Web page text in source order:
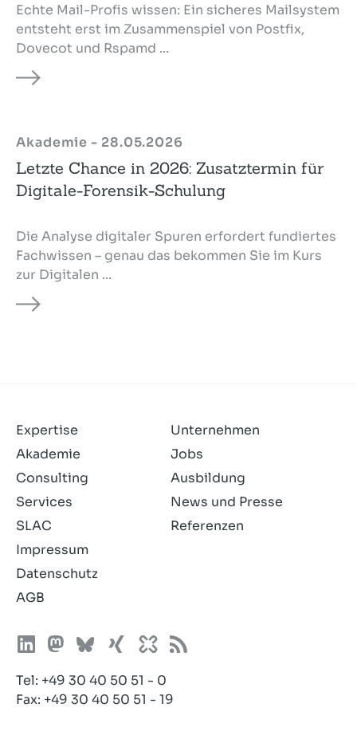
Echte Mail-Profis wissen: Ein sicheres Mailsystem
entsteht erst im Zusammenspiel von Postfix,
Dovecot und Rspamd ...
Akademie - 28.05.2026
Letzte Chance in 2026: Zusatztermin für
Digitale-Forensik-Schulung
Die Analyse digitaler Spuren erfordert fundiertes
Fachwissen – genau das bekommen Sie im Kurs
zur Digitalen ...
Expertise
Akademie
Consulting
Services
SLAC
Unternehmen
Jobs
Ausbildung
News und Presse
Referenzen
Impressum
Datenschutz
AGB
Tel: +49 30 40 50 51 - 0
Fax: +49 30 40 50 51 - 19